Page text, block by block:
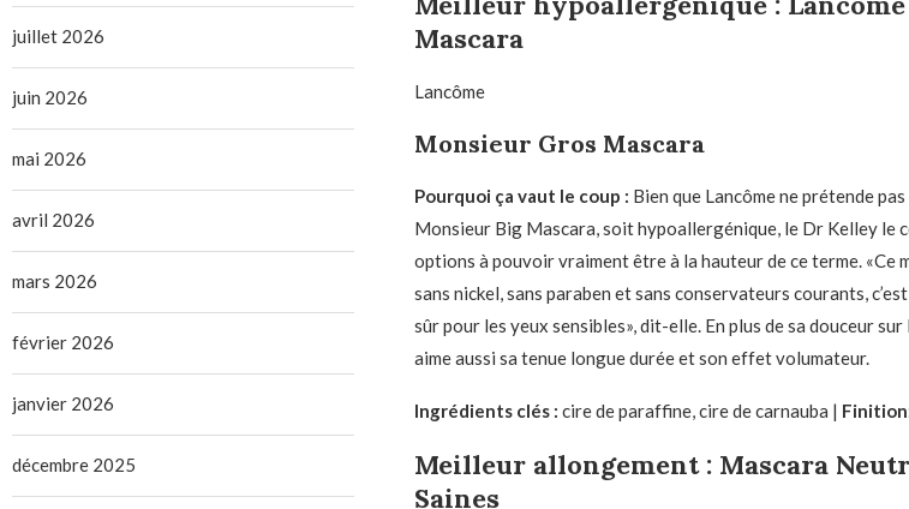
Mascara
Lancôme
Monsieur Gros Mascara
Pourquoi ça vaut le coup : Bien que Lancôme ne prétende
Monsieur Big Mascara, soit hypoallergénique, le Dr Kelley le
options à pouvoir vraiment être à la hauteur de ce terme. «Ce
sans nickel, sans paraben et sans conservateurs courants,
sûr pour les yeux sensibles», dit-elle. En plus de sa douceur
aime aussi sa tenue longue durée et son effet volumateur.
Ingrédients clés : cire de paraffine, cire de carnauba |
Meilleur allongement :Mascara
Saines
juillet 2026
juin 2026
mai 2026
avril 2026
mars 2026
février 2026
janvier 2026
décembre 2025